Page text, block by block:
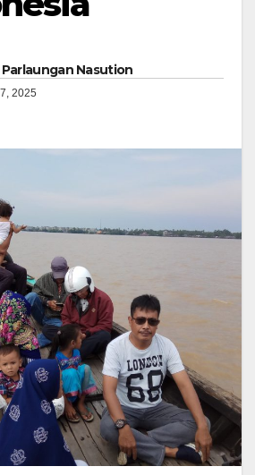
Nasution
2025